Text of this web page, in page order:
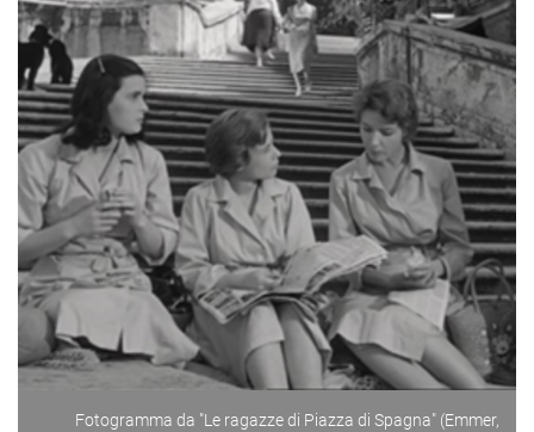
Fotogramma da "Le ragazze di Piazza di Spagna" (Emmer,